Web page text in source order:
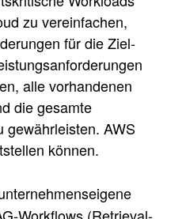
zu vereinfachen,
für die Ziel-
alle vorhandenen
die gesamte
gewährleisten. AWS
können.